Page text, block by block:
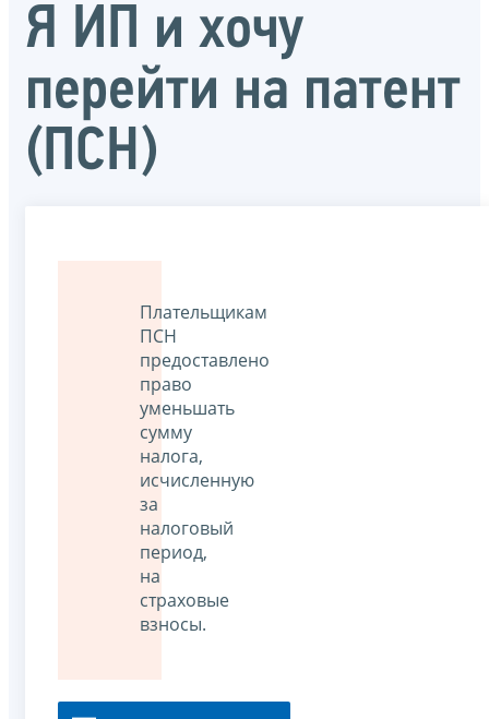
Я ИП и хочу
перейти на патент
(ПСН)
Плательщикам
ПСН
предоставлено
право
уменьшать
сумму
налога,
исчисленную
за
налоговый
период,
на
страховые
взносы.